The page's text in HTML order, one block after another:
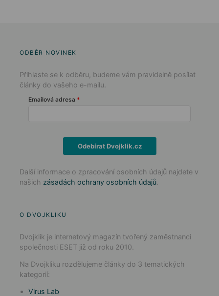
ODBĚR NOVINEK
Přihlaste se k odběru, budeme vám pravidelně posílat
články do vašeho e-mailu.
Emailová adresa
Odebírat Dvojklik.cz
Další informace o zpracování osobních údajů najdete v
našich zásadách ochrany osobních údajů.
O DVOJKLIKU
Dvojklik je internetový magazín tvořený zaměstnanci
společnosti ESET již od roku 2010.
Na Dvojkliku rozdělujeme články do 3 tematických
kategorií:
Virus Lab